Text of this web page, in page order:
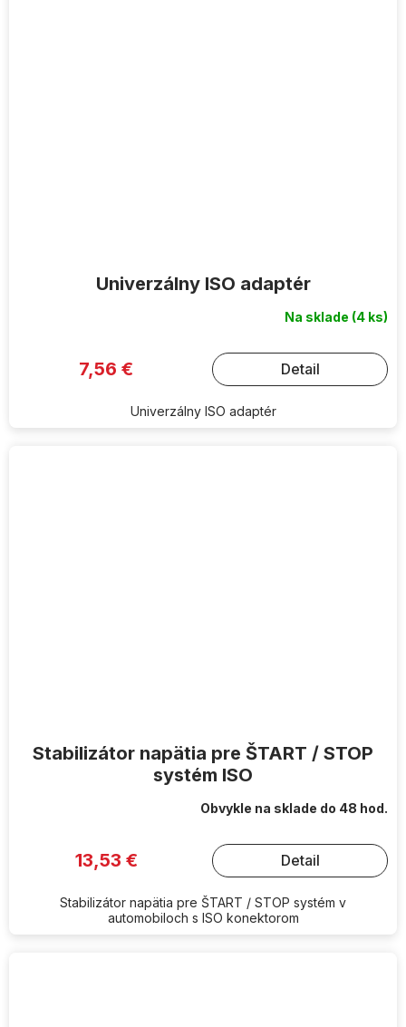
Univerzálny ISO adaptér
Na sklade (4 ks)
7,56 € Detail
Univerzálny ISO adaptér
Stabilizátor napätia pre ŠTART / STOP
systém ISO
Obvykle na sklade do 48 hod.
13,53 € Detail
Stabilizátor napätia pre ŠTART / STOP systém v
automobiloch s ISO konektorom